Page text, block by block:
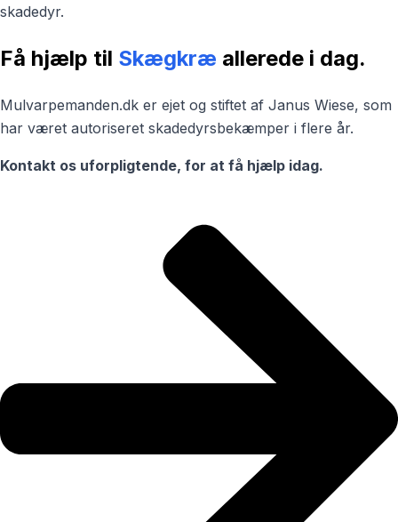
skadedyr.
Få hjælp til Skægkræ allerede i dag.
Mulvarpemanden.dk er ejet og stiftet af Janus Wiese, som
har været autoriseret skadedyrsbekæmper i flere år.
Kontakt os uforpligtende, for at få hjælp idag.